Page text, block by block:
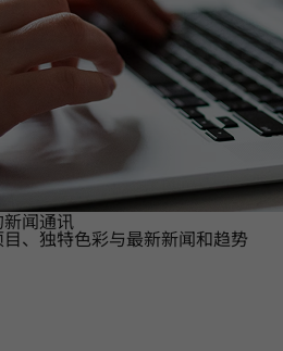
闻通讯
、独特色彩与最新新闻和趋势